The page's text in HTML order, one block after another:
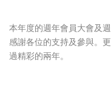
本年度的週年會員大會及
感謝各位的支持及參與。
過精彩的兩年。